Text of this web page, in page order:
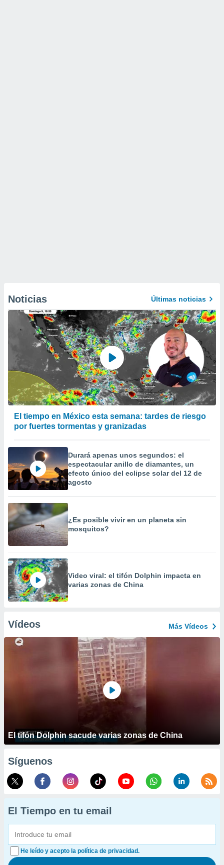
Noticias Últimas noticias
El tiempo en México esta semana: tardes de riesgo
por fuertes tormentas y granizadas
Durará apenas unos segundos: el
espectacular anillo de diamantes, un
efecto único del eclipse solar del 12 de
agosto
¿Es posible vivir en un planeta sin
mosquitos?
Video viral: el tifón Dolphin impacta en
varias zonas de China
Vídeos Más Vídeos
El tifón Dolphin sacude varias zonas de China
Síguenos
El Tiempo en tu email
He leído y acepto la política de privacidad.